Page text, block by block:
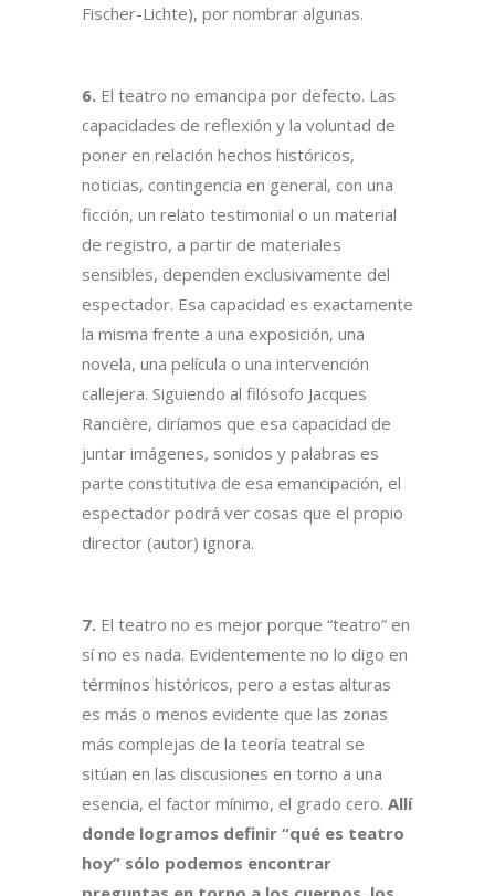
Fischer-Lichte), por nombrar algunas.
6. El teatro no emancipa por defecto. Las
capacidades de reflexión y la voluntad de
poner en relación hechos históricos,
noticias, contingencia en general, con una
ficción, un relato testimonial o un material
de registro, a partir de materiales
sensibles, dependen exclusivamente del
espectador. Esa capacidad es exactamente
la misma frente a una exposición, una
novela, una película o una intervención
callejera. Siguiendo al filósofo Jacques
Rancière, diríamos que esa capacidad de
juntar imágenes, sonidos y palabras es
parte constitutiva de esa emancipación, el
espectador podrá ver cosas que el propio
director (autor) ignora.
7. El teatro no es mejor porque “teatro” en
sí no es nada. Evidentemente no lo digo en
términos históricos, pero a estas alturas
es más o menos evidente que las zonas
más complejas de la teoría teatral se
sitúan en las discusiones en torno a una
esencia, el factor mínimo, el grado cero. Allí
donde logramos definir “qué es teatro
hoy” sólo podemos encontrar